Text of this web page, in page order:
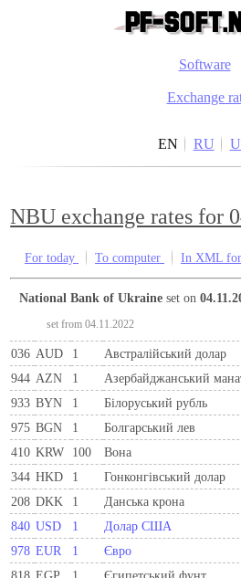
Software
Exchange
EN RU
NBU exchange rates for
For today To computer In XML
National Bank of Ukraine set on
set from 04.11.2022
036 AUD 1 Австралійський долар
944 AZN 1 Азербайджанський
933 BYN 1 Бiлоруський рубль
975 BGN 1 Болгарський лев
410 KRW 100 Вона
344 HKD 1 Гонконгівський долар
208 DKK 1 Данська крона
840 USD 1 Долар США
978 EUR 1 Євро
818 EGP 1 Єгипетський фунт